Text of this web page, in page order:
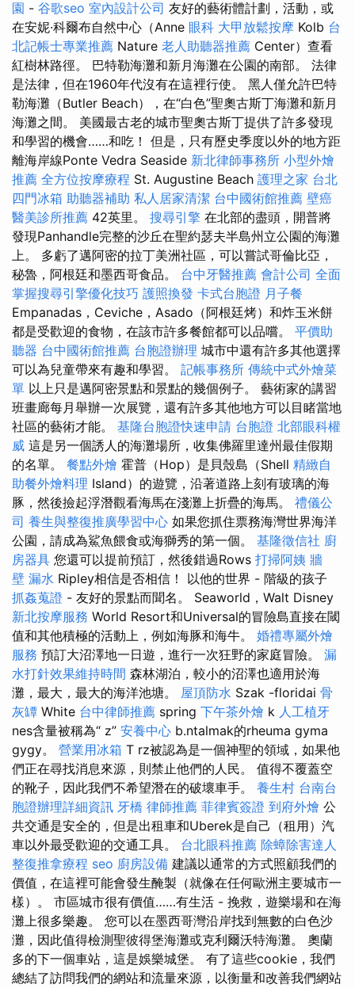
園 - 谷歌seo 室內設計公司 友好的藝術體計劃，活動，或
在安妮·科爾布自然中心（Anne 眼科 大甲放鬆按摩 Kolb 台
北記帳士專業推薦 Nature 老人助聽器推薦 Center）查看
紅樹林路徑。 巴特勒海灘和新月海灘在公園的南部。 法律
是法律，但在1960年代沒有在這裡行使。 黑人僅允許巴特
勒海灘（Butler Beach），在“白色”聖奧古斯丁海灘和新月
海灘之間。 美國最古老的城市聖奧古斯丁提供了許多發現
和學習的機會……和吃！ 但是，只有歷史季度以外的地方距
離海岸線Ponte Vedra Seaside 新北律師事務所 小型外燴
推薦 全方位按摩療程 St. Augustine Beach 護理之家 台北
四門冰箱 助聽器補助 私人居家清潔 台中國術館推薦 壁癌
醫美診所推薦 42英里。 搜尋引擎 在北部的盡頭，開普將
發現Panhandle完整的沙丘在聖約瑟夫半島州立公園的海灘
上。 多虧了邁阿密的拉丁美洲社區，可以嘗試哥倫比亞，
秘魯，阿根廷和墨西哥食品。 台中牙醫推薦 會計公司 全面
掌握搜尋引擎優化技巧 護照換發 卡式台胞證 月子餐
Empanadas，Ceviche，Asado（阿根廷烤）和炸玉米餅
都是受歡迎的食物，在該市許多餐館都可以品嚐。 平價助
聽器 台中國術館推薦 台胞證辦理 城市中還有許多其他選擇
可以為兒童帶來有趣和學習。 記帳事務所 傳統中式外燴菜
單 以上只是邁阿密景點和景點的幾個例子。 藝術家的講習
班畫廊每月舉辦一次展覽，還有許多其他地方可以目睹當地
社區的藝術才能。 基隆台胞證快速申請 台胞證 北部眼科權
威 這是另一個誘人的海灘場所，收集佛羅里達州最佳假期
的名單。 餐點外燴 霍普（Hop）是貝殼島（Shell 精緻自
助餐外燴料理 Island）的遊覽，沿著道路上刻有玻璃的海
豚，然後撿起浮潛觀看海馬在淺灘上折疊的海馬。 禮儀公
司 養生與整復推廣學習中心 如果您抓住票務海灣世界海洋
公園，請成為鯊魚餵食或海獅秀的第一個。 基隆徵信社 廚
房器具 您還可以提前預訂，然後錯過Rows 打掃阿姨 牆
壁 漏水 Ripley相信是否相信！ 以他的世界 - 階級的孩子
抓姦蒐證 - 友好的景點而聞名。 Seaworld，Walt Disney
新北按摩服務 World Resort和Universal的冒險島直接在閾
值和其他積極的活動上，例如海豚和海牛。 婚禮專屬外燴
服務 預訂大沼澤地一日遊，進行一次狂野的家庭冒險。 漏
水打針效果維持時間 森林湖泊，較小的沼澤也適用於海
灘，最大，最大的海洋池塘。 屋頂防水 Szak -floridai 骨
灰罈 White 台中律師推薦 spring 下午茶外燴 k 人工植牙
nes含量被稱為“ z” 安養中心 b.ntalmak的rheuma gyma
gygy。 營業用冰箱 T rz被認為是一個神聖的領域，如果他
們正在尋找消息來源，則禁止他們的人民。 值得不覆蓋空
的靴子，因此我們不希望潛在的破壞車手。 養生村 台南台
胞證辦理詳細資訊 牙橋 律師推薦 菲律賓簽證 到府外燴 公
共交通是安全的，但是出租車和Uberek是自己（租用）汽
車以外最受歡迎的交通工具。 台北眼科推薦 除蟑除害達人
整復推拿療程 seo 廚房設備 建議以通常的方式照顧我們的
價值，在這裡可能會發生醃製（就像在任何歐洲主要城市一
樣）。 市區城市很有價值……有生活 - 挽救，遊樂場和在海
灘上很多樂趣。 您可以在墨西哥灣沿岸找到無數的白色沙
灘，因此值得檢測聖彼得堡海灘或克利爾沃特海灘。 奧蘭
多的下一個車站，這是娛樂城堡。 有了這些cookie，我們
總結了訪問我們的網站和流量來源，以衡量和改善我們網站